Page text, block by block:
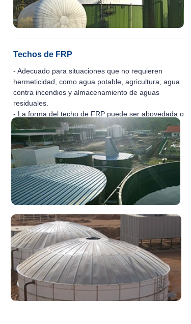
Techos de FRP
- Adecuado para situaciones que no requieren
hermeticidad, como agua potable, agricultura, agua
contra incendios y almacenamiento de aguas
residuales.
- La forma del techo de FRP puede ser abovedada o
plana.